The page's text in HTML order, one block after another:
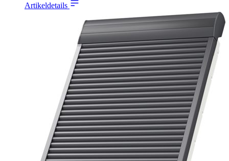
Artikeldetails